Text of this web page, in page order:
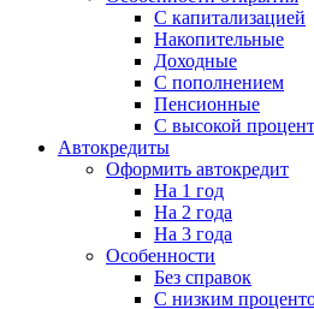
С капитализацией
Накопительные
Доходные
С пополнением
Пенсионные
С высокой
Автокредиты
Оформить автокредит
На 1 год
На 2 года
На 3 года
Особенности
Без справок
С низким